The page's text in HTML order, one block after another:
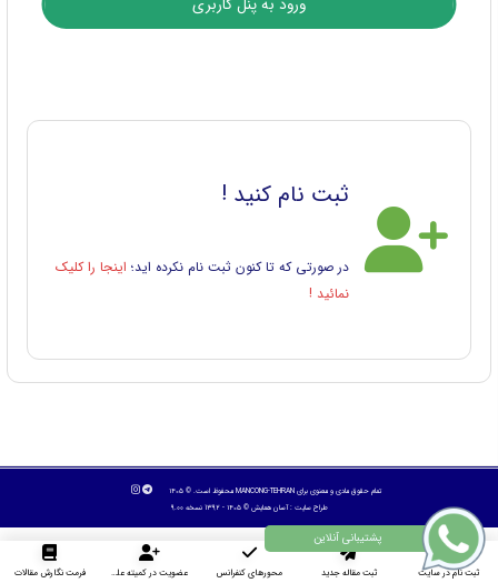
ثبت نام کنید !
در صورتی که تا کنون ثبت نام نکرده اید؛ اینجا را کلیک
نمائید !
تمام حقوق مادی و معنوی برای MANCONG-TEHRAN محفوظ است. © ۱۴۰۵
طراح سایت :آسان همایش © ۱۴۰۵ - 1392 نسخه 9.00
ثبت نام در سایت ثبت مقاله جدید محورهای کنفرانس عضویت در کمیته علمی داوران فرمت نگارش مقالات